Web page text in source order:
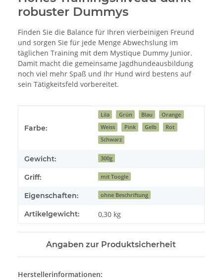
robuster Dummys
Finden Sie die Balance für Ihren vierbeinigen Freund
und sorgen Sie für jede Menge Abwechslung im
täglichen Training mit dem Mystique Dummy Junior.
Damit macht die gemeinsame Jagdhundeausbildung
noch viel mehr Spaß und Ihr Hund wird bestens auf
sein Tätigkeitsfeld vorbereitet.
Farbe:
Lila Grün Blau
Orange
Weiss
Pink Gelb
Rot
Schwarz
Gewicht: 300g
Griff: mit Toogle
Eigenschaften: ohne Beschriftung
Artikelgewicht: 0,30 kg
Angaben zur Produktsicherheit
Herstellerinformationen: